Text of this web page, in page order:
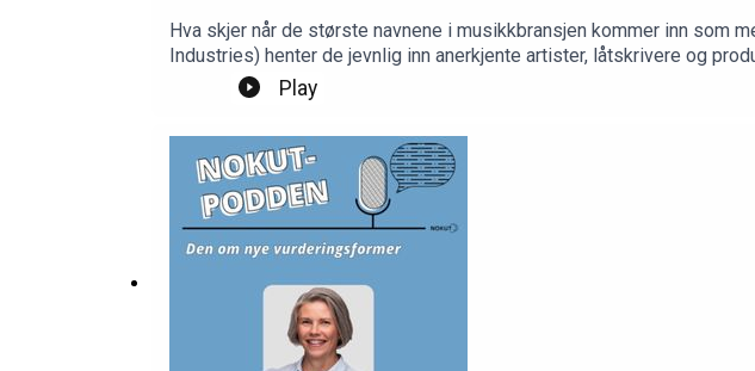
Hva skjer når de største navnene i musikkbransjen kommer inn som
Industries) henter de jevnlig inn anerkjente artister, låtskrivere og produsenter som mentorer
Beite og studieprogramleder og in-house mentor Amund Bjørklund
har til andre institusjoner som vil prøve noe liknende.
Play